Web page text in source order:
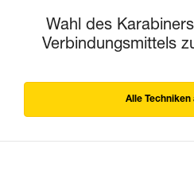
Wahl des
Verbindungsmittels
Alle Techniken